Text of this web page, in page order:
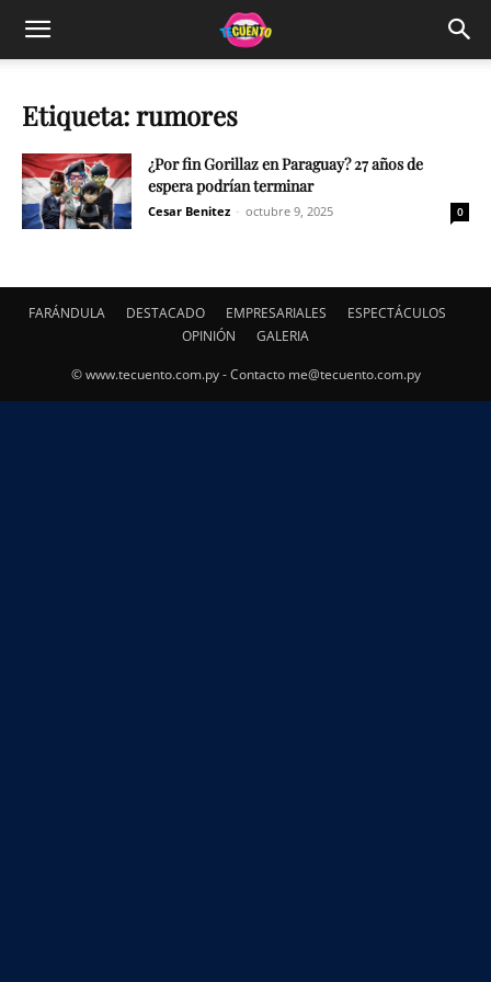
Etiqueta: rumores
¿Por fin Gorillaz en Paraguay? 27 años de
espera podrían terminar
Cesar Benitez - octubre 9, 2025 0
FARÁNDULA DESTACADO EMPRESARIALES
ESPECTÁCULOS
OPINIÓN
GALERIA
© www.tecuento.com.py - Contacto me@tecuento.com.py